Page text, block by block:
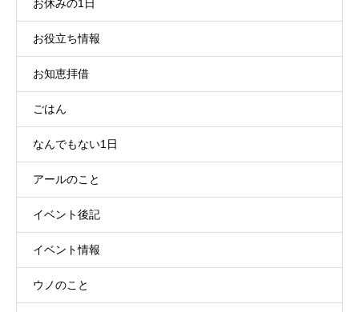
お休みの1日
お役立ち情報
お知恵拝借
ごはん
なんでもない1日
アールのこと
イベント後記
イベント情報
ウノのこと